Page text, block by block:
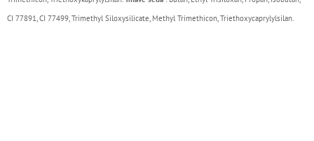
CI 77891, CI 77499, Trimethyl Siloxysilicate, Methyl Trimethicon, Triethoxycaprylylsilan.